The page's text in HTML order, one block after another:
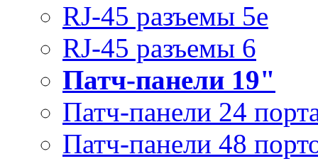
RJ-45 разъемы 5e
RJ-45 разъемы 6
Патч-панели 19"
Патч-панели 24
Патч-панели 48